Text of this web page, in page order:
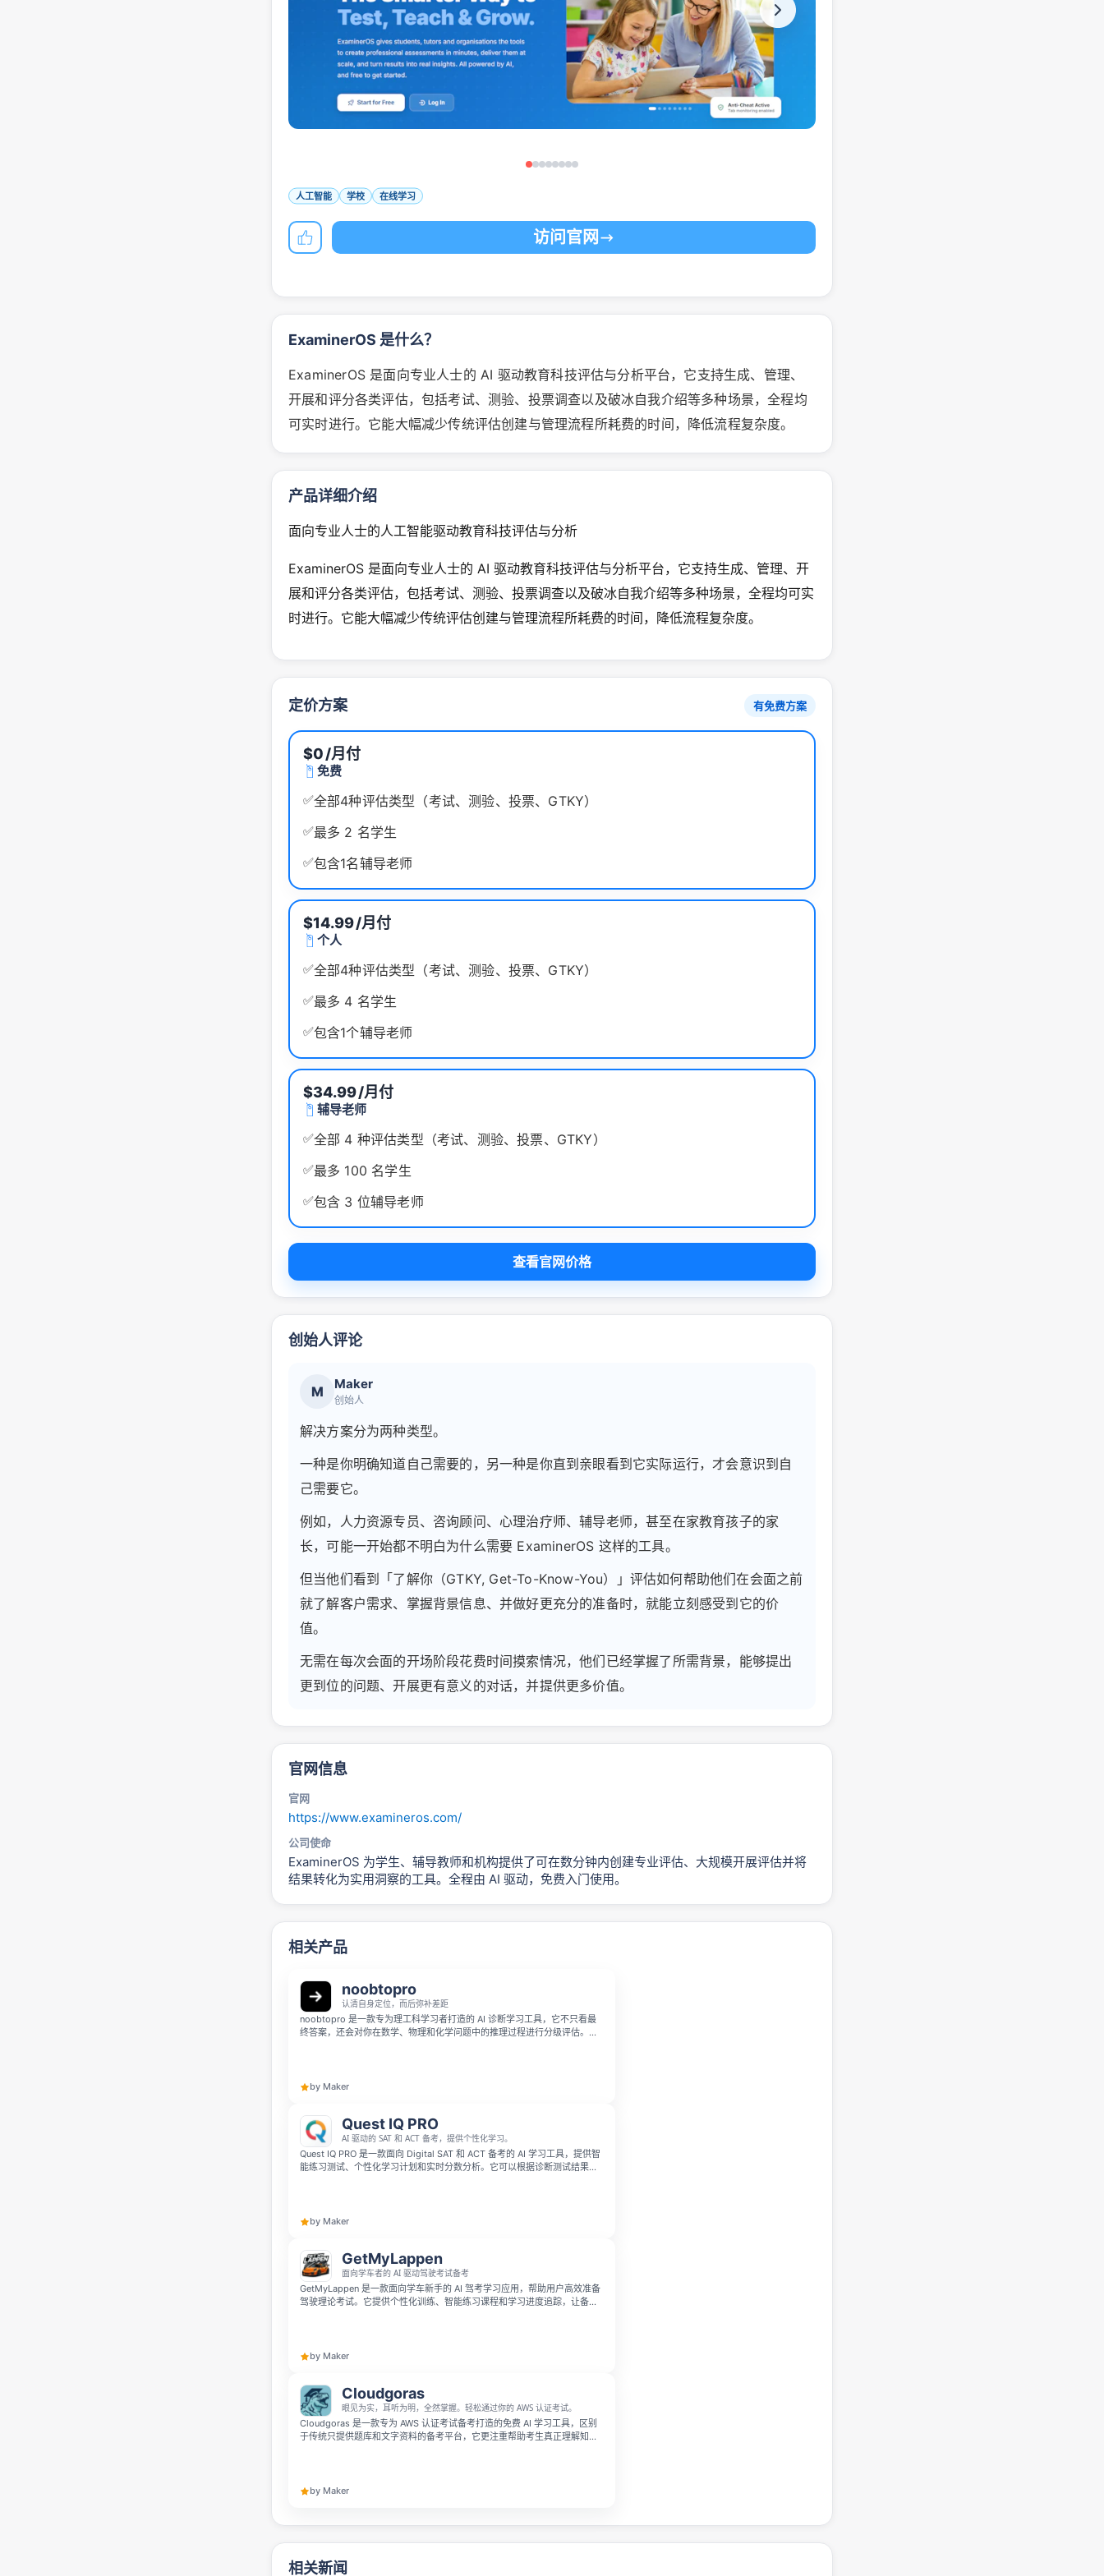
人工智能 学校 在线学习
访问官网
ExaminerOS 是什么？
ExaminerOS 是面向专业人士的 AI 驱动教育科技评估与分析平台，它支持生成、管理、
开展和评分各类评估，包括考试、测验、投票调查以及破冰自我介绍等多种场景，全程均
可实时进行。它能大幅减少传统评估创建与管理流程所耗费的时间，降低流程复杂度。
产品详细介绍
面向专业人士的人工智能驱动教育科技评估与分析
ExaminerOS 是面向专业人士的 AI 驱动教育科技评估与分析平台，它支持生成、管理、开
展和评分各类评估，包括考试、测验、投票调查以及破冰自我介绍等多种场景，全程均可实
时进行。它能大幅减少传统评估创建与管理流程所耗费的时间，降低流程复杂度。
定价方案 有免费方案
$0/月付
免费
✅全部4种评估类型（考试、测验、投票、GTKY）
✅最多 2 名学生
✅包含1名辅导老师
$14.99/月付
个人
✅全部4种评估类型（考试、测验、投票、GTKY）
✅最多 4 名学生
✅包含1个辅导老师
$34.99/月付
辅导老师
✅全部 4 种评估类型（考试、测验、投票、GTKY）
✅最多 100 名学生
✅包含 3 位辅导老师
查看官网价格
创始人评论
M Maker
创始人
解决方案分为两种类型。
一种是你明确知道自己需要的，另一种是你直到亲眼看到它实际运行，才会意识到自
己需要它。
例如，人力资源专员、咨询顾问、心理治疗师、辅导老师，甚至在家教育孩子的家
长，可能一开始都不明白为什么需要 ExaminerOS 这样的工具。
但当他们看到「了解你（GTKY, Get-To-Know-You）」评估如何帮助他们在会面之前
就了解客户需求、掌握背景信息、并做好更充分的准备时，就能立刻感受到它的价
值。
无需在每次会面的开场阶段花费时间摸索情况，他们已经掌握了所需背景，能够提出
更到位的问题、开展更有意义的对话，并提供更多价值。
官网信息
官网
https://www.examineros.com/
公司使命
ExaminerOS 为学生、辅导教师和机构提供了可在数分钟内创建专业评估、大规模开展评估并将
结果转化为实用洞察的工具。全程由 AI 驱动，免费入门使用。
相关产品
noobtopro
认清自身定位，而后弥补差距
noobtopro 是一款专为理工科学习者打造的 AI 诊断学习工具，它不只看最
终答案，还会对你在数学、物理和化学问题中的推理过程进行分级评估。用
助你做好进入大学的知识准备。
by Maker
Quest IQ PRO
AI 驱动的 SAT 和 ACT 备考，提供个性化学习。
Quest IQ PRO 是一款面向 Digital SAT 和 ACT 备考的 AI 学习工具，提供智
能练习测试、个性化学习计划和实时分数分析。它可以根据诊断测试结果帮
by Maker
GetMyLappen
面向学车者的 AI 驱动驾驶考试备考
GetMyLappen 是一款面向学车新手的 AI 驾考学习应用，帮助用户高效准备
驾驶理论考试。它提供个性化训练、智能练习课程和学习进度追踪，让备考
by Maker
Cloudgoras
眼见为实，耳听为明，全然掌握。轻松通过你的 AWS 认证考试。
Cloudgoras 是一款专为 AWS 认证考试备考打造的免费 AI 学习工具，区别
于传统只提供题库和文字资料的备考平台，它更注重帮助考生真正理解知识
by Maker
相关新闻